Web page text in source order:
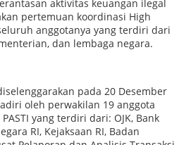
aktivitas keuangan ilegal
pertemuan koordinasi High
anggotanya yang terdiri dari
dan lembaga negara.
pada 20 Desember
oleh perwakilan 19 anggota
yang terdiri dari: OJK, Bank
RI, Kejaksaan RI, Badan